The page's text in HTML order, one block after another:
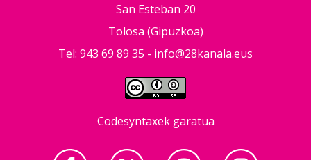
San Esteban 20
Tolosa (Gipuzkoa)
Tel: 943 69 89 35 - info@28kanala.eus
Codesyntaxek garatua